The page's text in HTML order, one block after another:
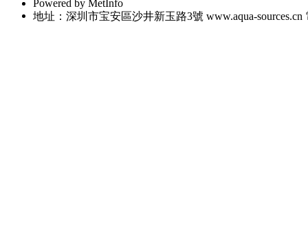
Powered by MetInfo
地址：深圳市宝安區沙井新玉路3號 www.aqua-